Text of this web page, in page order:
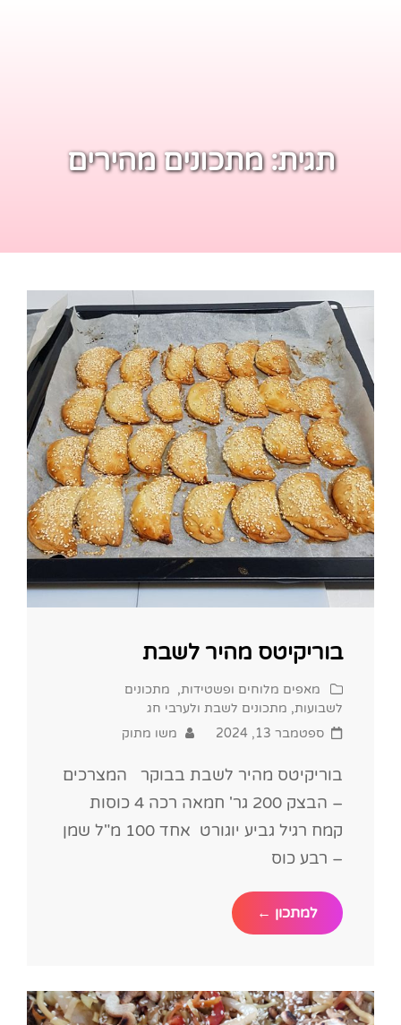
תגית:מתכונים מהירים
בוריקיטס מהיר לשבת
Cat
Links
מאפים מלוחים ופשטידות, מתכונים
לשבועות, מתכונים לשבת ולערבי חג
Posted
ספטמבר 13, 2024 משו מתוק
בוריקיטס מהיר לשבת בבוקר המצרכים
– הבצק 200 גר' חמאה רכה 4 כוסות
קמח רגיל גביע יוגורט אחד 100 מ"ל שמן
– רבע כוס
למתכון ← בוריקיטס
מהיר